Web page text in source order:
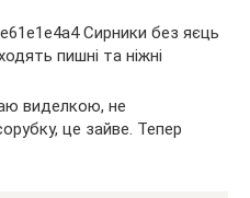
виделкою, не
це зайве. Тепер